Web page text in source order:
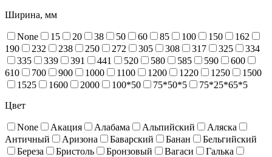
Ширина, мм
None 15 20 38 50 60 85 100 150
162
190
232 238 250 272 305 308 317 325
334
335
339 391 441 520 580 585 590
600
610
700 900 1000 1100 1200 1220 1250
1500
1525
1600 2000 100*50 75*50*5
75*25*65*5
Цвет
None Акация Алабама Альпийский
Аляска
Античный
Аризона Баварский Банан
Бельгийский
Береза
Бристоль Бронзовый Вагаси
Галька